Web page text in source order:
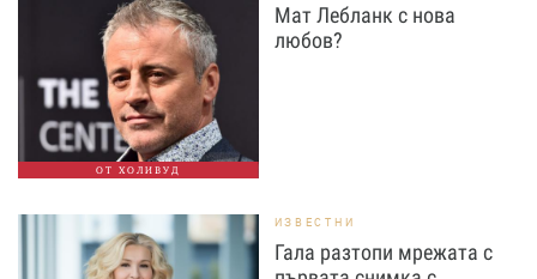
ОТ ХОЛИВУД
Мат Лебланк с нова
любов?
ИЗВЕСТНИ
Гала разтопи мрежата с